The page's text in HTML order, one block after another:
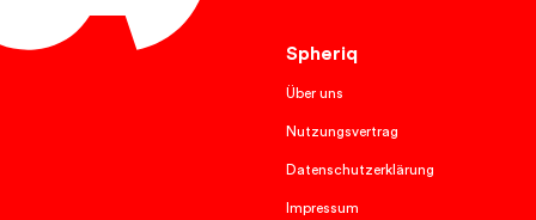
Spheriq
Über uns
Nutzungsvertrag
Datenschutzerklärung
Impressum